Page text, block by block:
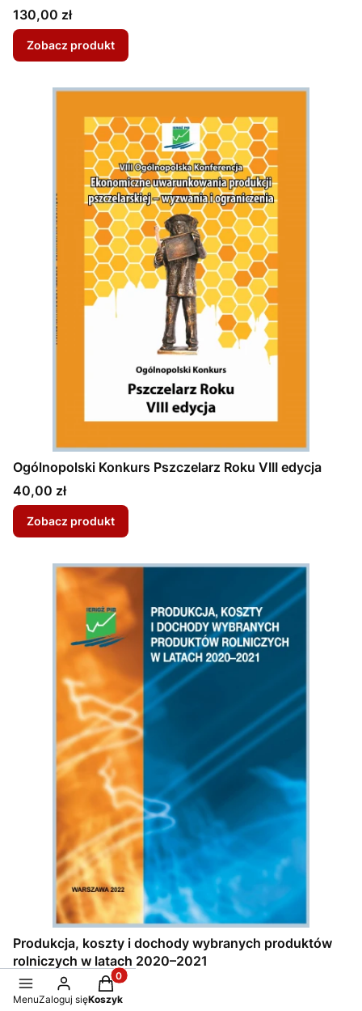
Cena
130,00 zł
Zobacz produkt
Ogólnopolski Konkurs Pszczelarz Roku VIII edycja
Cena
40,00 zł
Zobacz produkt
Produkcja, koszty i dochody wybranych produktów
rolniczych w latach 2020–2021
Cena
45,00 zł
MenuZaloguj się
Produkty w koszyku: 0. Zobacz szczegóły
Koszyk